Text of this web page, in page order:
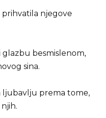
prihvatila njegove
besmislenom,
sina.
ljubavlju prema tome,